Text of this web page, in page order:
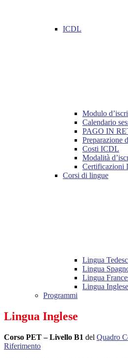
ICDL
Modulo
Calendario
PAGO IN
Preparazione
Costi ICDL
Modalità
Certificazioni
Corsi di lingue
Lingua
Lingua
Lingua
Lingua Inglese
Programmi
Lingua Inglese
Corso PET – Livello B1 del Quadro
Riferimento